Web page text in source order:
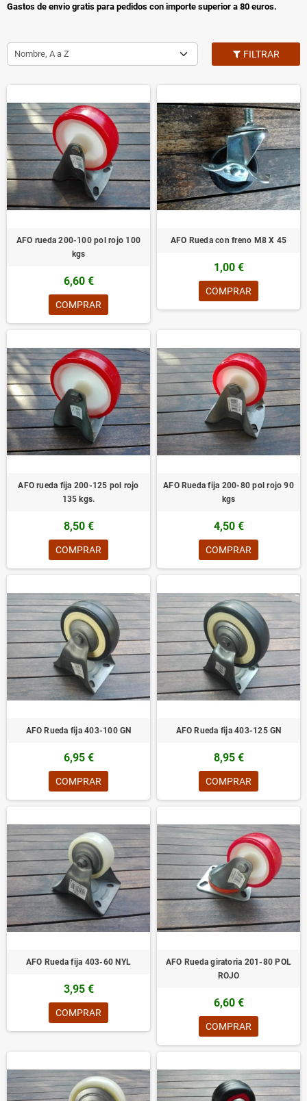
Gastos de envio gratis para pedidos con importe superior a 80 euros.
Nombre, A a Z FILTRAR
AFO rueda 200-100 pol rojo 100
kgs
6,60 €
COMPRAR
AFO Rueda con freno M8 X 45
1,00 €
COMPRAR
AFO rueda fija 200-125 pol rojo
135 kgs.
8,50 €
COMPRAR
AFO Rueda fija 200-80 pol rojo 90
kgs
4,50 €
COMPRAR
AFO Rueda fija 403-100 GN
6,95 €
COMPRAR
AFO Rueda fija 403-125 GN
8,95 €
COMPRAR
AFO Rueda fija 403-60 NYL
3,95 €
COMPRAR
AFO Rueda giratoria 201-80 POL
ROJO
6,60 €
COMPRAR